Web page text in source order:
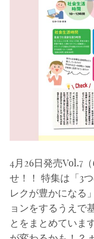
4月26日発売Vol.7
せ！！ 特集は「3
レクが豊かになる
ョンをするうえで
とをまとめていま